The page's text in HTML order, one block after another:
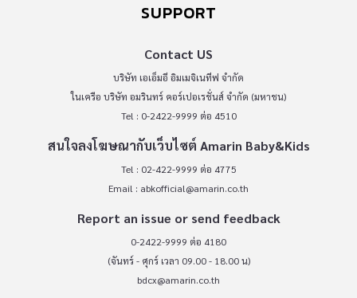
SUPPORT
Contact US
บริษัท เอเอ็มอี อิมเมจิเนทีฟ จำกัด
ในเครือ บริษัท อมรินทร์ คอร์เปอเรชั่นส์ จำกัด (มหาชน)
Tel : 0-2422-9999 ต่อ 4510
สนใจลงโฆษณากับเว็บไซต์ Amarin Baby&Kids
Tel : 02-422-9999 ต่อ 4775
Email : abkofficial@amarin.co.th
Report an issue or send feedback
0-2422-9999 ต่อ 4180
(จันทร์ - ศุกร์ เวลา 09.00 - 18.00 น)
bdcx@amarin.co.th